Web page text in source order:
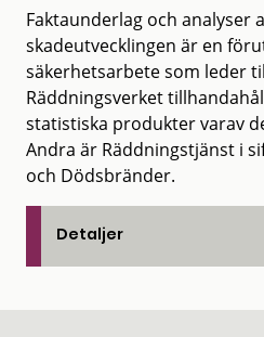
Faktaunderlag och analyser
skadeutvecklingen är en
säkerhetsarbete som leder
Räddningsverket
statistiska produkter varav
Andra är Räddningstjänst i
och Dödsbränder.
Detaljer